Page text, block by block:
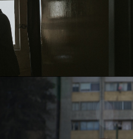
DIRECTOR.